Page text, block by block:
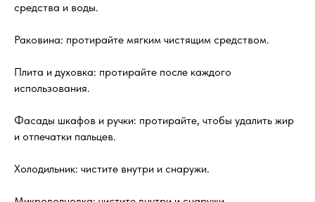
средства и воды.
Раковина: протирайте мягким чистящим средством.
Плита и духовка: протирайте после каждого
использования.
Фасады шкафов и ручки: протирайте, чтобы удалить жир
и отпечатки пальцев.
Холодильник: чистите внутри и снаружи.